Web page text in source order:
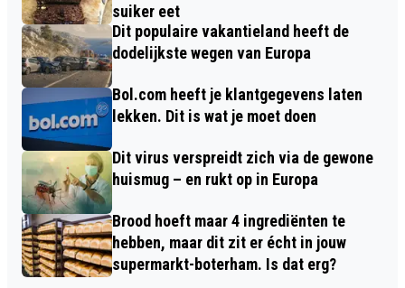
suiker eet
Dit populaire vakantieland heeft de
dodelijkste wegen van Europa
Bol.com heeft je klantgegevens laten
lekken. Dit is wat je moet doen
Dit virus verspreidt zich via de gewone
huismug – en rukt op in Europa
Brood hoeft maar 4 ingrediënten te
hebben, maar dit zit er écht in jouw
supermarkt-boterham. Is dat erg?